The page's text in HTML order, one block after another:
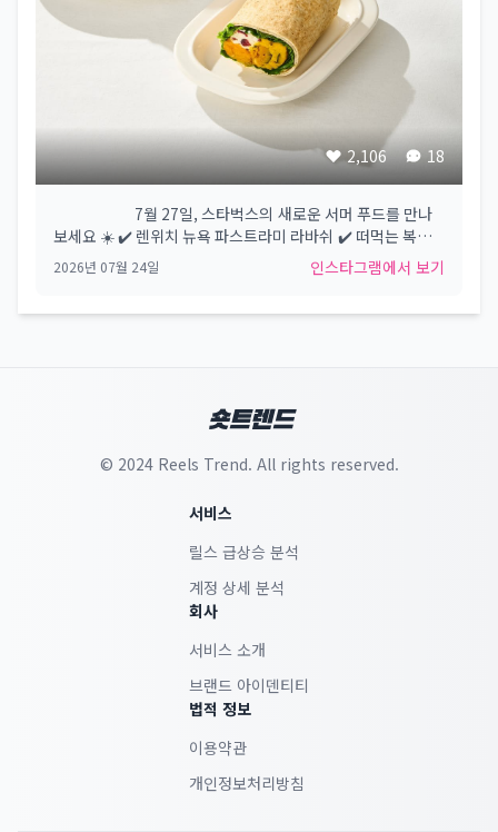
2,106 18
⠀⠀⠀⠀⠀⠀⠀ 7월 27일, 스타벅스의 새로운 서머 푸드를 만나
보세요​ ☀️ ✔️ 렌위치 뉴욕 파스트라미 라바쉬​ ✔️ 떠먹는 복숭아
생크림 케이크​ ✔️ 단호박 리코타 샐러드 라바쉬 랩​ ✔️ 쿠키 치
즈 케이크 ​ #Starbucks #Starbuckskorea​ #스타벅스
2026년 07월 24일 인스타그램에서 보기
숏트렌드
© 2024 Reels Trend. All rights reserved.
서비스
릴스 급상승 분석
계정 상세 분석
회사
서비스 소개
브랜드 아이덴티티
법적 정보
이용약관
개인정보처리방침